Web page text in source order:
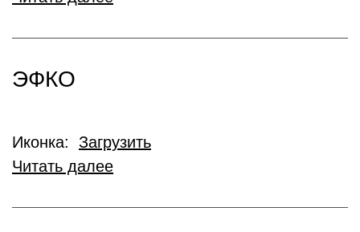
ЭФКО
Иконка: Загрузить
Читать далее